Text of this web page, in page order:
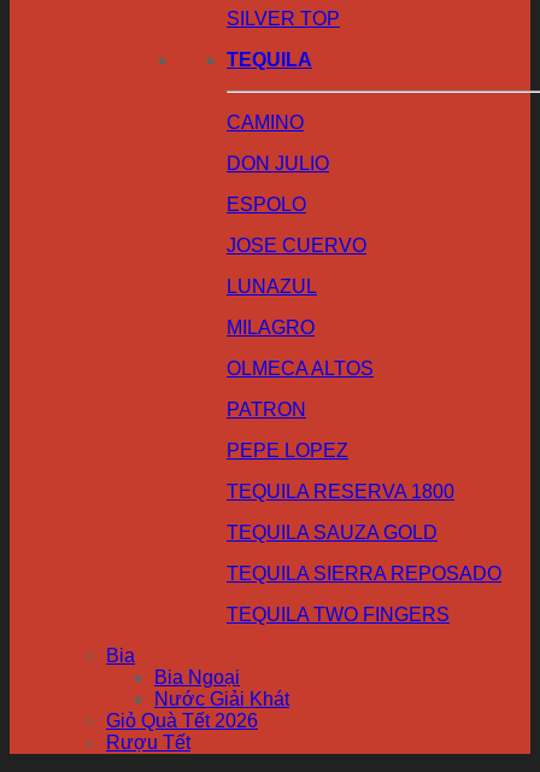
SILVER TOP
TEQUILA
CAMINO
DON JULIO
ESPOLO
JOSE CUERVO
LUNAZUL
MILAGRO
OLMECA ALTOS
PATRON
PEPE LOPEZ
TEQUILA RESERVA 1800
TEQUILA SAUZA GOLD
TEQUILA SIERRA REPOSADO
TEQUILA TWO FINGERS
Bia
Bia Ngoại
Nước Giải Khát
Giỏ Quà Tết 2026
Rượu Tết